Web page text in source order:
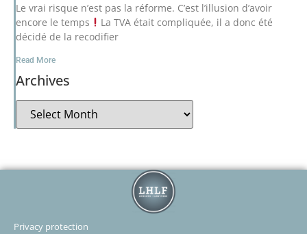
Le vrai risque n’est pas la réforme. C’est l’illusion d’avoir
encore le temps
La TVA était compliquée, il a donc été
décidé de la recodifier
Read More
Archives
Privacy protection